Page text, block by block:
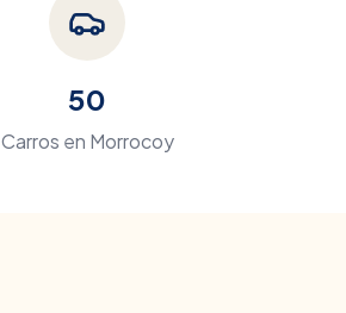
50
Carros en Morrocoy